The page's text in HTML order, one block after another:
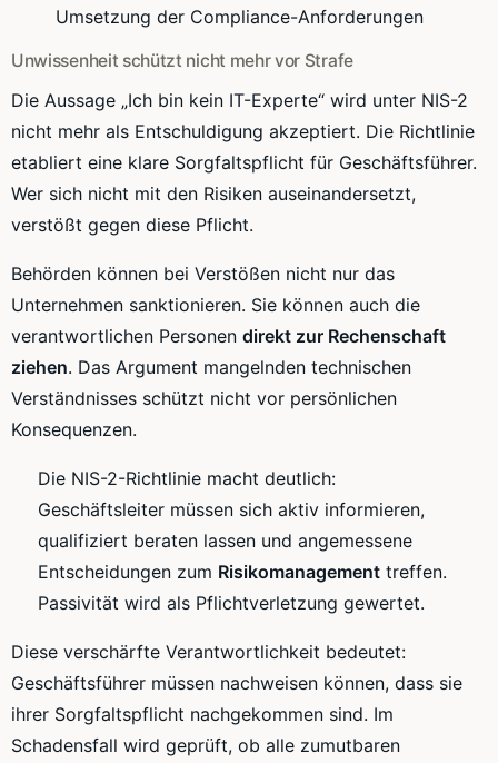
Umsetzung der Compliance-Anforderungen
Unwissenheit schützt nicht mehr vor Strafe
Die Aussage „Ich bin kein IT-Experte“ wird unter NIS-2
nicht mehr als Entschuldigung akzeptiert. Die Richtlinie
etabliert eine klare Sorgfaltspflicht für Geschäftsführer.
Wer sich nicht mit den Risiken auseinandersetzt,
verstößt gegen diese Pflicht.
Behörden können bei Verstößen nicht nur das
Unternehmen sanktionieren. Sie können auch die
verantwortlichen Personen direkt zur Rechenschaft
ziehen. Das Argument mangelnden technischen
Verständnisses schützt nicht vor persönlichen
Konsequenzen.
Die NIS-2-Richtlinie macht deutlich:
Geschäftsleiter müssen sich aktiv informieren,
qualifiziert beraten lassen und angemessene
Entscheidungen zum Risikomanagement treffen.
Passivität wird als Pflichtverletzung gewertet.
Diese verschärfte Verantwortlichkeit bedeutet:
Geschäftsführer müssen nachweisen können, dass sie
ihrer Sorgfaltspflicht nachgekommen sind. Im
Schadensfall wird geprüft, ob alle zumutbaren